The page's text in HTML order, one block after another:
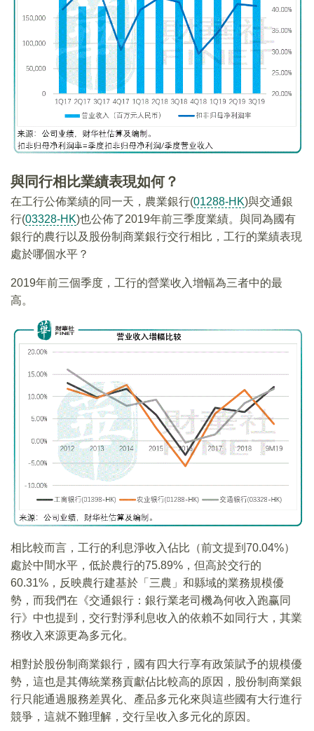
與同行相比業績表現如何？
在工行公佈業績的同一天，農業銀行(01288-HK)與交通銀
行(03328-HK)也公佈了2019年前三季度業績。與同為國有
銀行的農行以及股份制商業銀行交行相比，工行的業績表現
處於哪個水平？
2019年前三個季度，工行的營業收入增幅為三者中的最
高。
相比較而言，工行的利息淨收入佔比（前文提到70.04%）
處於中間水平，低於農行的75.89%，但高於交行的
60.31%，反映農行建基於「三農」和縣域的業務規模優
勢，而我們在《交通銀行：銀行業老司機為何收入跑赢同
行》中也提到，交行對淨利息收入的依賴不如同行大，其業
務收入來源更為多元化。
相對於股份制商業銀行，國有四大行享有政策賦予的規模優
勢，這也是其傳統業務貢獻佔比較高的原因，股份制商業銀
行只能通過服務差異化、產品多元化來與這些國有大行進行
競爭，這就不難理解，交行呈收入多元化的原因。